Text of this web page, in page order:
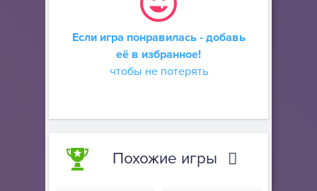
Если игра понравилась - добавь
её в избранное!
чтобы не потерять
Похожие игры